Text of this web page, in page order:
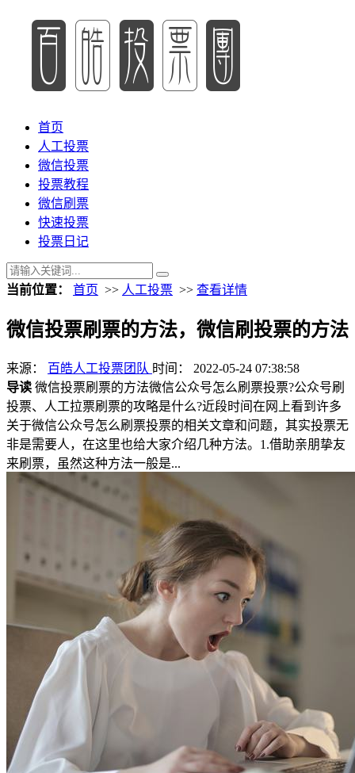
首页
人工投票
微信投票
投票教程
微信刷票
快速投票
投票日记
当前位置： 首页 >> 人工投票 >> 查看详情
微信投票刷票的方法，微信刷投票的方法
来源： 百皓人工投票团队 时间： 2022-05-24 07:38:58
导读 微信投票刷票的方法微信公众号怎么刷票投票?公众号刷
投票、人工拉票刷票的攻略是什么?近段时间在网上看到许多
关于微信公众号怎么刷票投票的相关文章和问题，其实投票无
非是需要人，在这里也给大家介绍几种方法。1.借助亲朋挚友
来刷票，虽然这种方法一般是...